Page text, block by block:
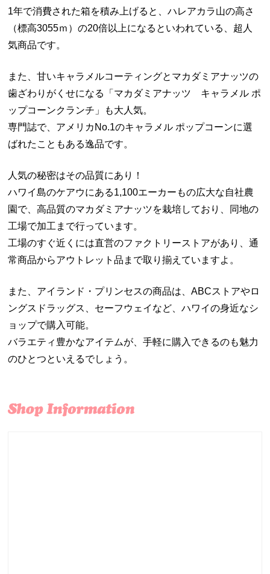
1年で消費された箱を積み上げると、ハレアカラ山の高さ
（標高3055ｍ）の20倍以上になるといわれている、超人
気商品です。
また、甘いキャラメルコーティングとマカダミアナッツの
歯ざわりがくせになる「マカダミアナッツ キャラメル ポ
ップコーンクランチ」も大人気。
専門誌で、アメリカNo.1のキャラメル ポップコーンに選
ばれたこともある逸品です。
人気の秘密はその品質にあり！
ハワイ島のケアウにある1,100エーカーもの広大な自社農
園で、高品質のマカダミアナッツを栽培しており、同地の
工場で加工まで行っています。
工場のすぐ近くには直営のファクトリーストアがあり、通
常商品からアウトレット品まで取り揃えていますよ。
また、アイランド・プリンセスの商品は、ABCストアやロ
ングスドラッグス、セーフウェイなど、ハワイの身近なシ
ョップで購入可能。
バラエティ豊かなアイテムが、手軽に購入できるのも魅力
のひとつといえるでしょう。